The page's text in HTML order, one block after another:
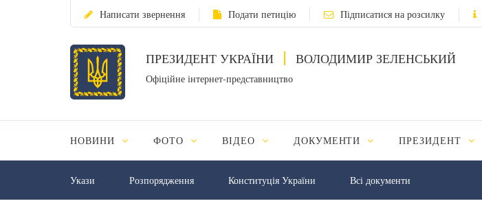
Написати звернення Подати петицію Підписатися на розсилку
ПРЕЗИДЕНТ УКРАЇНИ ВОЛОДИМИР ЗЕЛЕНСЬКИЙ
Офіційне інтернет-представництво
НОВИНИ ФОТО ВІДЕО ДОКУМЕНТИ ПРЕЗИДЕНТ
Укази Розпорядження Конституція України Всі документи